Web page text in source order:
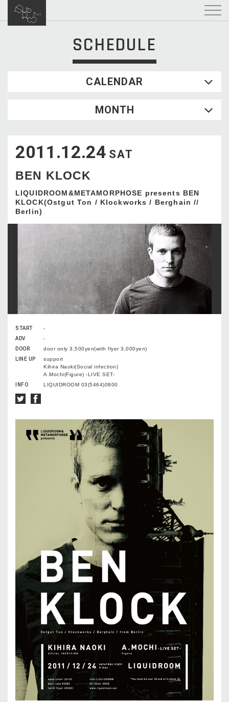
SCHEDULE
CALENDAR
WED
2
3 4 5
16
17 18
23
24 25 26 27 28
29
30
31
MONTH
2011.12.24 SAT
BEN KLOCK
LIQUIDROOM&METAMORPHOSE presents BEN
KLOCK(Ostgut Ton / Klockworks / Berghain //
Berlin)
START
-
ADV
-
DOOR
door only 3,500yen(with flyer 3,000yen)
LINE UP
support
Kihira Naoki(Social infection)
A.Mochi(Figure) -LIVE SET-
INFO
LIQUIDROOM 03(5464)0800